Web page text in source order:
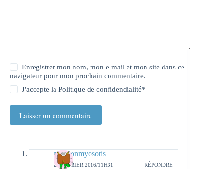
Enregistrer mon nom, mon e-mail et mon site dans ce
navigateur pour mon prochain commentaire.
J'accepte laPolitique de confidendialité*
Laisser un commentaire
papillonmyosotis
22 FÉVRIER 2016/11H31 RÉPONDRE